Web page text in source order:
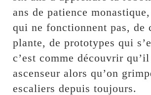
ans de patience
qui ne fonctionnent pas, de
plante, de prototypes qui
c’est comme découvrir
ascenseur alors qu’on
escaliers depuis toujours.